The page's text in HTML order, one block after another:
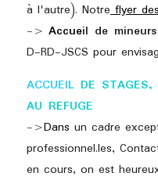
à l'autre). Notre flyer
-> Accueil de
D-RD-JSCS pour
ACCUEIL DE STAGES,
AU REFUGE
->Dans un cadre
professionnel.les,
en cours, on est